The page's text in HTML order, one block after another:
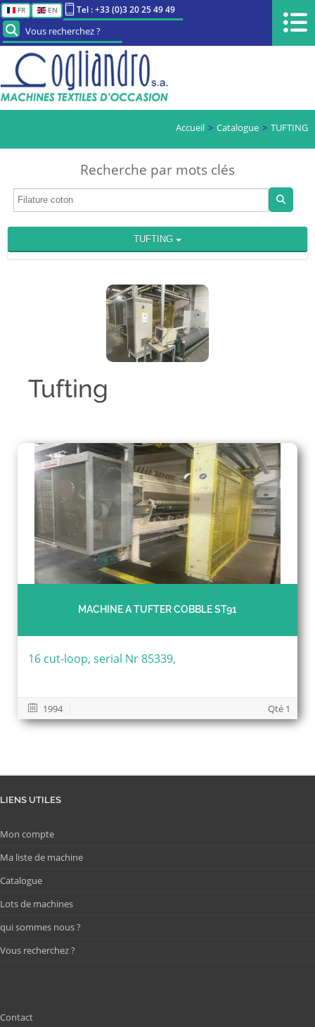
FR EN Tel : +33 (0)3 20 25 49 49
Vous recherchez ?
Accueil Catalogue TUFTING
Recherche par mots clés
TUFTING
Tufting
MACHINE A TUFTER COBBLE ST91
16 cut-loop, serial Nr 85339,
1994 Qté 1
LIENS UTILES
Mon compte
Ma liste de machine
Catalogue
Lots de machines
qui sommes nous ?
Vous recherchez ?
Contact